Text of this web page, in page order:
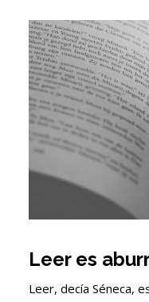
Leer es
Leer, decía Séneca,